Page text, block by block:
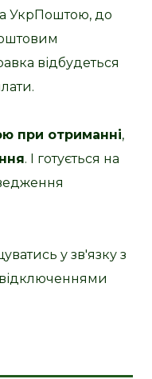
УкрПоштою, до
відбудеться
при отриманні,
. І готується на
у зв'язку з